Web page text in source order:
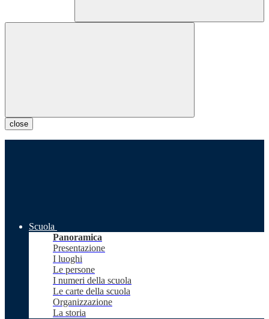
close
Scuola
Panoramica
Presentazione
I luoghi
Le persone
I numeri della scuola
Le carte della scuola
Organizzazione
La storia